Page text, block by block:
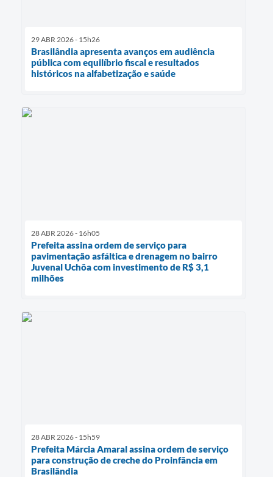
29 ABR 2026 - 15h26
Brasilândia apresenta avanços em audiência
pública com equilíbrio fiscal e resultados
históricos na alfabetização e saúde
28 ABR 2026 - 16h05
Prefeita assina ordem de serviço para
pavimentação asfáltica e drenagem no bairro
Juvenal Uchôa com investimento de R$ 3,1
milhões
28 ABR 2026 - 15h59
Prefeita Márcia Amaral assina ordem de serviço
para construção de creche do Proinfância em
Brasilândia